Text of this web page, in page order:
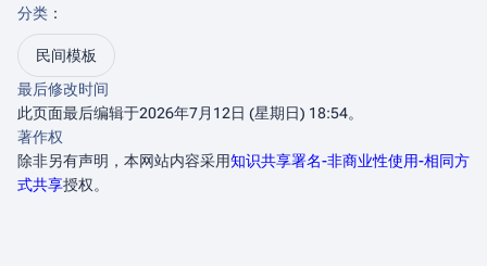
分类 ：​
民间模板
最后修改时间
此页面最后编辑于2026年7月12日 (星期日) 18:54。
著作权
除非另有声明，本网站内容采用知识共享署名-非商业性使用-相同方
式共享授权。